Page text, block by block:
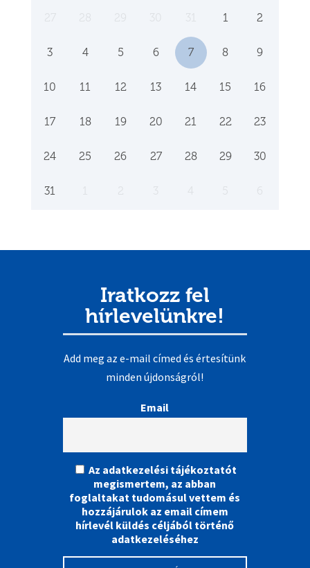
1 2
3 4 5 6 7 8 9
10 11 12 13 14 15 16
17 18 19 20 21 22 23
24 25 26 27 28 29 30
31
Iratkozz fel
hírlevelünkre!
Add meg az e-mail címed és értesítünk
minden újdonságról!
Email
Az adatkezelési tájékoztatót
megismertem, az abban
foglaltakat tudomásul vettem és
hozzájárulok az email címem
hírlevél küldés céljából történő
adatkezeléséhez